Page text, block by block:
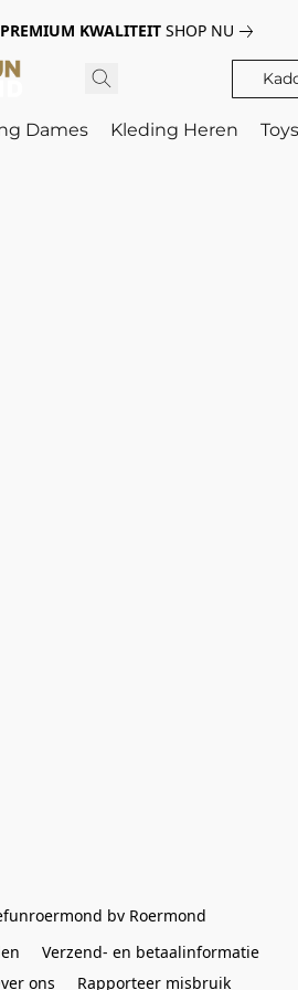
PREMIUM KWALITEIT SHOP NU
Dames Kleding Heren
bv Roermond
Verzend- en betaalinformatie
ons Rapporteer misbruik